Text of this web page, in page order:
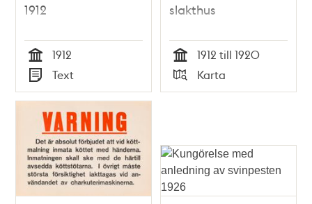
1912
Tid
1912
Typ
Text
slakthus
Tid
1912 till 1920
Typ
Karta